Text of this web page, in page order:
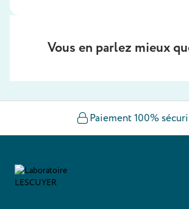
Vous en parlez mieux
Paiement 100%